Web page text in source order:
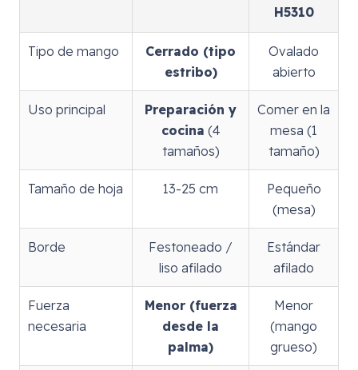
H5310
Tipo de mango
Cerrado (tipo
estribo)
Ovalado
abierto
Uso principal
Preparación y
cocina (4
tamaños)
Comer en la
mesa (1
tamaño)
Tamaño de hoja 13-25 cm
Pequeño
(mesa)
Borde
Festoneado /
liso afilado
Estándar
afilado
Fuerza
necesaria
Menor (fuerza
desde la
palma)
Menor
(mango
grueso)